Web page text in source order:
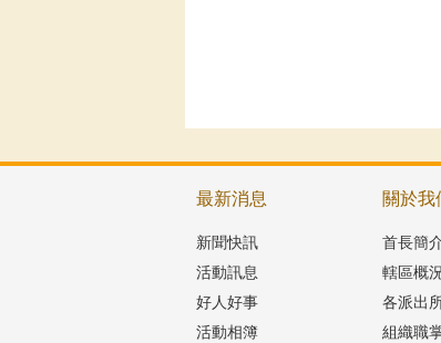
最新消息
新聞快訊
活動訊息
好人好事
活動相簿
關於我
首長簡
轄區概況
各派出
組織職